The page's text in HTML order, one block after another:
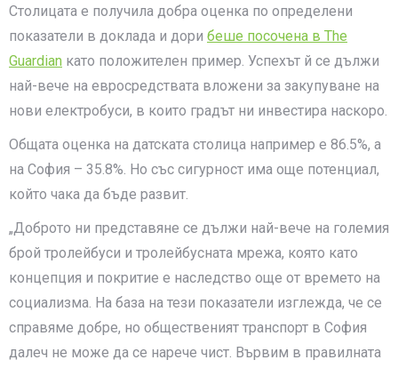
Столицата е получила добра оценка по определени
показатели в доклада и дори беше посочена в The
Guardian като положителен пример. Успехът й се дължи
най-вече на евросредствата вложени за закупуване на
нови електробуси, в които градът ни инвестира наскоро.
Общата оценка на датската столица например е 86.5%, а
на София – 35.8%. Но със сигурност има още потенциал,
който чака да бъде развит.
„Доброто ни представяне се дължи най-вече на големия
брой тролейбуси и тролейбусната мрежа, която като
концепция и покритие е наследство още от времето на
социализма. На база на тези показатели изглежда, че се
справяме добре, но общественият транспорт в София
далеч не може да се нарече чист. Вървим в правилната